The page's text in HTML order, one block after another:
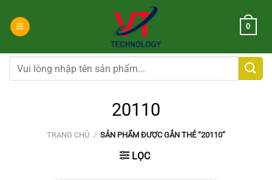
đến
dung
0
Tìm
kiếm:
20110
TRANG CHỦ / SẢN PHẨM ĐƯỢC GẮN THẺ “20110”
LỌC